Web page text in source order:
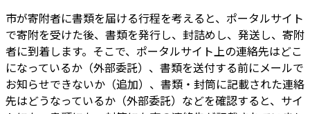
市が寄附者に書類を届ける行程を考えると、ポータルサイト
で寄附を受けた後、書類を発行し、封詰めし、発送し、寄附
者に到着します。そこで、ポータルサイト上の連絡先はどこ
になっているか（外部委託）、書類を送付する前にメールで
お知らせできないか（追加）、書類・封筒に記載された連絡
先はどうなっているか（外部委託）などを確認すると、サイ